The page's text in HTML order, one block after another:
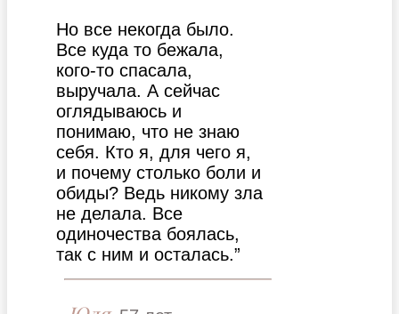
Но все некогда было.
Все куда то бежала,
кого-то спасала,
выручала. А сейчас
оглядываюсь и
понимаю, что не знаю
себя. Кто я, для чего я,
и почему столько боли и
обиды? Ведь никому зла
не делала. Все
одиночества боялась,
так с ним и осталась.”